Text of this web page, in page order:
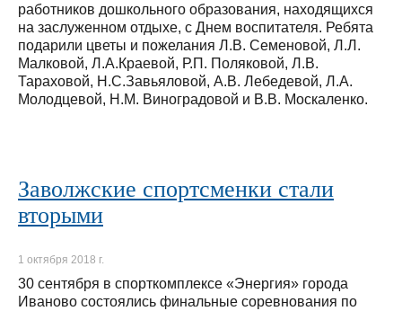
работников дошкольного образования, находящихся
на заслуженном отдыхе, с Днем воспитателя. Ребята
подарили цветы и пожелания Л.В. Семеновой, Л.Л.
Малковой, Л.А.Краевой, Р.П. Поляковой, Л.В.
Тараховой, Н.С.Завьяловой, А.В. Лебедевой, Л.А.
Молодцевой, Н.М. Виноградовой и В.В. Москаленко.
Заволжские спортсменки стали
вторыми
1 октября 2018 г.
30 сентября в спорткомплексе «Энергия» города
Иваново состоялись финальные соревнования по